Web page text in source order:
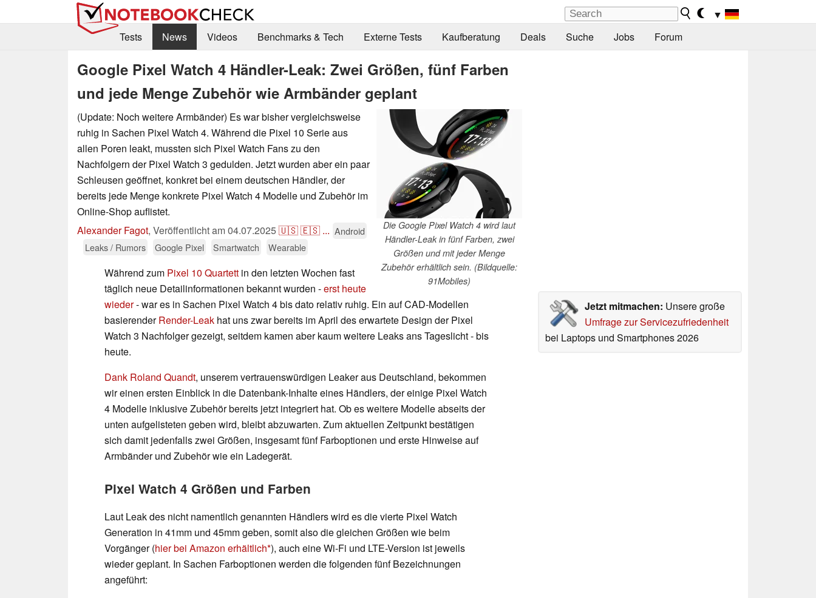
▼
Tests
News Videos Benchmarks & Tech Externe Tests Kaufberatung Deals Suche Jobs Forum
Google Pixel Watch 4 Händler-Leak: Zwei Größen, fünf Farben
und jede Menge Zubehör wie Armbänder geplant
Die Google Pixel Watch 4 wird laut
Händler-Leak in fünf Farben, zwei
Größen und mit jeder Menge
Zubehör erhältlich sein. (Bildquelle:
91Mobiles)
(Update: Noch weitere Armbänder) Es war bisher vergleichsweise
ruhig in Sachen Pixel Watch 4. Während die Pixel 10 Serie aus
allen Poren leakt, mussten sich Pixel Watch Fans zu den
Nachfolgern der Pixel Watch 3 gedulden. Jetzt wurden aber ein paar
Schleusen geöffnet, konkret bei einem deutschen Händler, der
bereits jede Menge konkrete Pixel Watch 4 Modelle und Zubehör im
Online-Shop auflistet.
Alexander Fagot, Veröffentlicht am04.07.2025🇺🇸🇪🇸 ... Android
Leaks / Rumors
Google Pixel Smartwatch Wearable
Jetzt mitmachen: Unsere große
Umfrage zur Servicezufriedenheit
bei Laptops und Smartphones 2026
Während zum Pixel 10 Quartett in den letzten Wochen fast
täglich neue Detailinformationen bekannt wurden -erst heute
wieder- war es in Sachen Pixel Watch 4 bis dato relativ ruhig. Ein auf CAD-Modellen
basierenderRender-Leak hat uns zwar bereits im April des erwartete Design der Pixel
Watch 3 Nachfolger gezeigt, seitdem kamen aber kaum weitere Leaks ans Tageslicht - bis
heute.
Dank Roland Quandt, unserem vertrauenswürdigen Leaker aus Deutschland, bekommen
wir einen ersten Einblick in die Datenbank-Inhalte eines Händlers, der einige Pixel Watch
4 Modelle inklusive Zubehör bereits jetzt integriert hat. Ob es weitere Modelle abseits der
unten aufgelisteten geben wird, bleibt abzuwarten. Zum aktuellen Zeitpunkt bestätigen
sich damit jedenfalls zwei Größen, insgesamt fünf Farboptionen und erste Hinweise auf
Armbänder und Zubehör wie ein Ladegerät.
Pixel Watch 4 Größen und Farben
Laut Leak des nicht namentlich genannten Händlers wird es die vierte Pixel Watch
Generation in 41mm und 45mm geben, somit also die gleichen Größen wie beim
Vorgänger (hier bei Amazon erhältlich ), auch eine Wi-Fi und LTE-Version ist jeweils
wieder geplant. In Sachen Farboptionen werden die folgenden fünf Bezeichnungen
angeführt: